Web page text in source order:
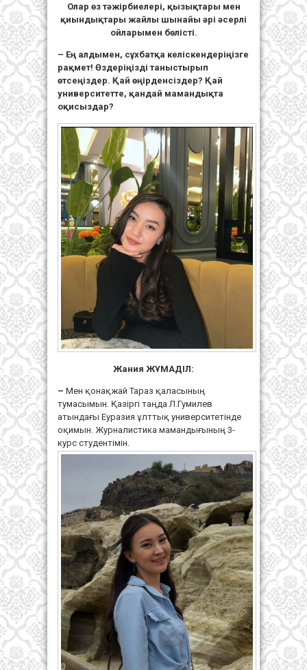
Олар өз тәжірбиелері, қызықтары мен
қиындықтары жайлы шынайы әрі әсерлі
ойларымен бөлісті.
– Ең алдымен, сұхбатқа келіскендеріңізге
рақмет! Өздеріңізді таныстырып
өтсеңіздер. Қай өңірденсіздер? Қай
университетте, қандай мамандықта
оқисыздар?
Жания ЖҰМАДІЛ:
– Мен қонақжай Тараз қаласының
тумасымын. Қазіргі таңда Л.Гумилев
атындағы Еуразия ұлттық университетінде
оқимын. Журналистика мамандығының 3-
курс студентімін.